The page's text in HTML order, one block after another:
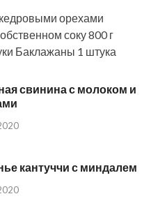
орехами
соку 800 г
Баклажаны 1 штука
свинина с молоком и
кантуччи с миндалем